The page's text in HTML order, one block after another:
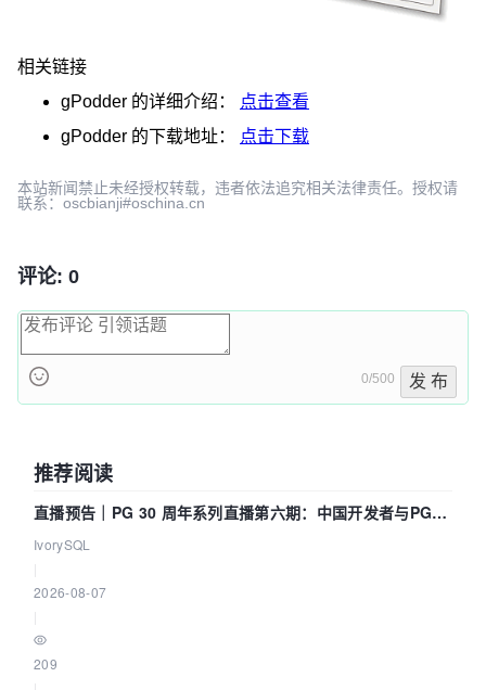
相关链接
gPodder 的详细介绍：
点击查看
gPodder 的下载地址： 点击下载
本站新闻禁止未经授权转载，违者依法追究相关法律责任。授权请
联系：oscbianji#oschina.cn
评论: 0
0/500 发 布
推荐阅读
直播预告｜PG 30 周年系列直播第六期：中国开发者与PG内
核——我们改得动吗？我们贡献了什么？
IvorySQL
2026-08-07
209